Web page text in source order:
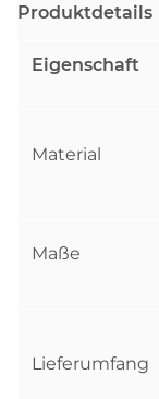
Produktdetails
Eigenschaft
Material
Maße
Lieferumfang